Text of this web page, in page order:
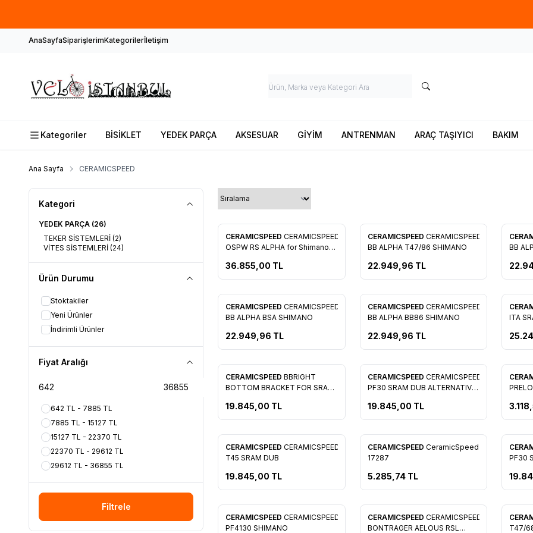
AnaSayfaSiparişlerimKategorilerİletişim
Kategoriler BİSİKLET YEDEK PARÇA AKSESUAR GİYİM ANTRENMAN ARAÇ TAŞIYICI BAKIM
Ana Sayfa CERAMICSPEED
Kategori
YEDEK PARÇA (26)
TEKER SİSTEMLERİ (2)
VİTES SİSTEMLERİ (24)
Ürün Durumu
Stoktakiler
Yeni Ürünler
İndirimli Ürünler
Fiyat Aralığı
642 TL - 7885 TL
7885 TL - 15127 TL
15127 TL - 22370 TL
22370 TL - 29612 TL
29612 TL - 36855 TL
Filtrele
Favorilere Ekle
CERAMICSPEED CERAMICSPEED
OSPW RS ALPHA for Shimano
36.855,00 TL
Favorilere Ekle
CERAMICSPEED CERAMICSPEED
BB ALPHA T47/86 SHIMANO
22.949,96 TL
BB
Favorilere Ekle
CERAMICSPEED CERAMICSPEED
BB ALPHA BSA SHIMANO
22.949,96 TL
Favorilere Ekle
CERAMICSPEED CERAMICSPEED
BB ALPHA BB86 SHIMANO
22.949,96 TL
ITA
Favorilere Ekle
CERAMICSPEED BBRIGHT
BOTTOM BRACKET FOR SRAM
19.845,00 TL
Favorilere Ekle
CERAMICSPEED CERAMICSPEED
PF30 SRAM DUB ALTERNATIVE
19.845,00 TL
Favorilere Ekle
CERAMICSPEED CERAMICSPEED
T45 SRAM DUB
19.845,00 TL
Favorilere Ekle
CERAMICSPEED CeramicSpeed
17287
5.285,74TL
PF30
Favorilere Ekle
CERAMICSPEED CERAMICSPEED
PF4130 SHIMANO
Favorilere Ekle
CERAMICSPEED CERAMICSPEED
BONTRAGER AELOUS RSL
T47/